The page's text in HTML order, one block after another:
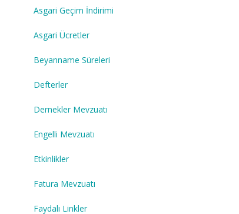
Asgari Geçim İndirimi
Asgari Ücretler
Beyanname Süreleri
Defterler
Dernekler Mevzuatı
Engelli Mevzuatı
Etkinlikler
Fatura Mevzuatı
Faydalı Linkler